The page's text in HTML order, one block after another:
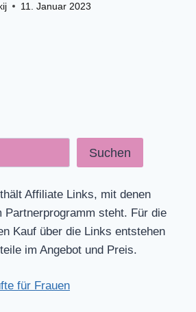
11. Januar 2023
Suchen
Affiliate Links, mit denen
Partnerprogramm steht. Für die
Kauf über die Links entstehen
im Angebot und Preis.
für Frauen